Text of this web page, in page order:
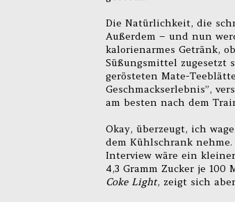
Die Natürlichkeit, die
Außerdem – und nun
kalorienarmes Getränk,
Süßungsmittel zugesetzt
gerösteten Mate-
Geschmackserlebnis”,
am besten nach dem
Okay, überzeugt, ich
dem Kühlschrank
Interview wäre ein
4,3 Gramm Zucker je
Coke Light, zeigt sich